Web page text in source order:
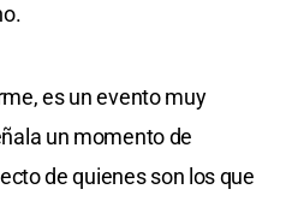
es un evento muy
un momento de
de quienes son los que